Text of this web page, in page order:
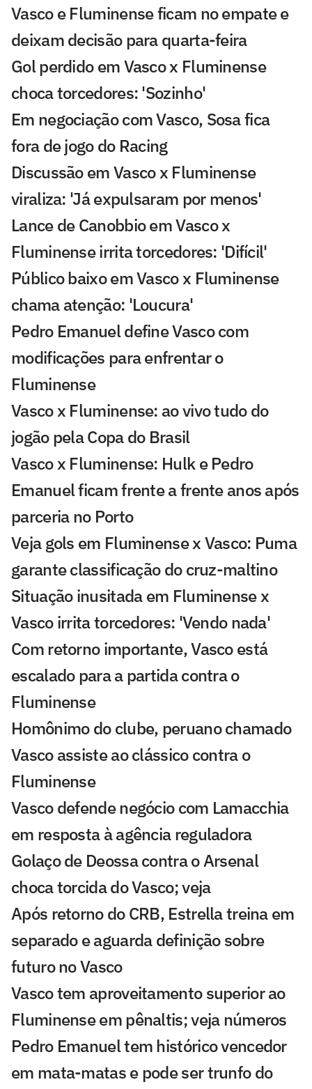
Vasco e Fluminense ficam no empate e
deixam decisão para quarta-feira
Gol perdido em Vasco x Fluminense
choca torcedores: 'Sozinho'
Em negociação com Vasco, Sosa fica
fora de jogo do Racing
Discussão em Vasco x Fluminense
viraliza: 'Já expulsaram por menos'
Lance de Canobbio em Vasco x
Fluminense irrita torcedores: 'Difícil'
Público baixo em Vasco x Fluminense
chama atenção: 'Loucura'
Pedro Emanuel define Vasco com
modificações para enfrentar o
Fluminense
Vasco x Fluminense: ao vivo tudo do
jogão pela Copa do Brasil
Vasco x Fluminense: Hulk e Pedro
Emanuel ficam frente a frente anos após
parceria no Porto
Veja gols em Fluminense x Vasco: Puma
garante classificação do cruz-maltino
Situação inusitada em Fluminense x
Vasco irrita torcedores: 'Vendo nada'
Com retorno importante, Vasco está
escalado para a partida contra o
Fluminense
Homônimo do clube, peruano chamado
Vasco assiste ao clássico contra o
Fluminense
Vasco defende negócio com Lamacchia
em resposta à agência reguladora
Golaço de Deossa contra o Arsenal
choca torcida do Vasco; veja
Após retorno do CRB, Estrella treina em
separado e aguarda definição sobre
futuro no Vasco
Vasco tem aproveitamento superior ao
Fluminense em pênaltis; veja números
Pedro Emanuel tem histórico vencedor
em mata-matas e pode ser trunfo do